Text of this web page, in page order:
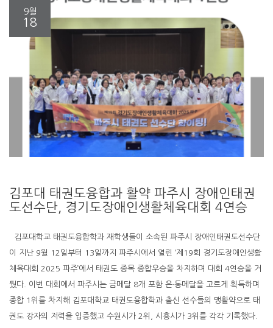
9월
18
김포대 태권도융합과 활약 파주시 장애인태권
도선수단, 경기도장애인생활체육대회 4연승
김포대학교 태권도융합학과 재학생들이 소속된 파주시 장애인태권도선수단
이 지난 9월 12일부터 13일까지 파주시에서 열린 ‘제19회 경기도장애인생활
체육대회 2025 파주’에서 태권도 종목 종합우승을 차지하며 대회 4연승을 거
뒀다. 이번 대회에서 파주시는 금메달 8개 포함 은·동메달을 고르게 획득하며
종합 1위를 차지해 김포대학교 태권도융합학과 출신 선수들의 맹활약으로 태
권도 강자의 저력을 입증했고 수원시가 2위, 시흥시가 3위를 각각 기록했다.